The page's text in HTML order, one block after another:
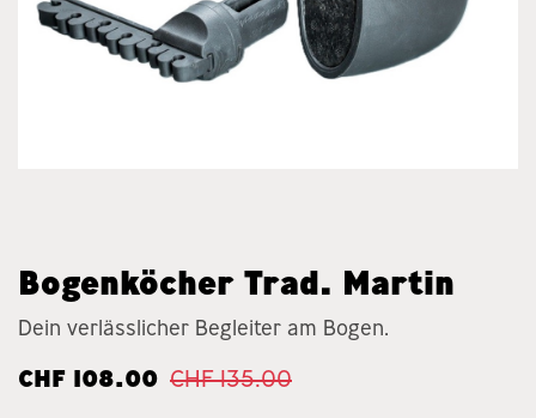
Bogenköcher Trad. Martin
Dein verlässlicher Begleiter am Bogen.
CHF 108.00 CHF135.00